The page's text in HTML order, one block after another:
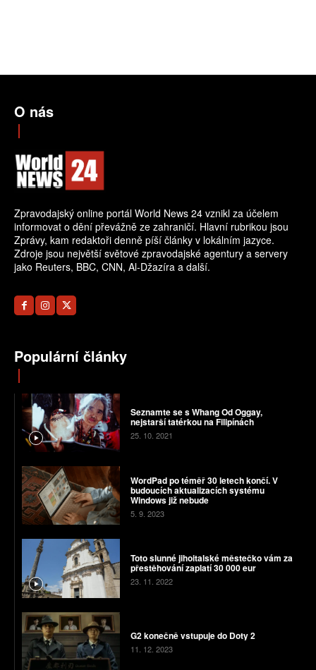
O nás
Zpravodajský online portál World News 24 vznikl za účelem
informovat o dění převážně ze zahraničí. Hlavní rubrikou jsou
Zprávy, kam redaktoři denně píší články v lokálním jazyce.
Zdroje jsou největší světové zpravodajské agentury a servery
jako Reuters, BBC, CNN, Al-Džazíra a další.
Populární články
Seznamte se s Whang Od Oggay,
nejstarší tatérkou na Filipínách
25. 10. 2021
WordPad po téměř 30 letech končí. V
budoucích aktualizacích systému
Windows již nebude
5. 9. 2023
Toto slunné jihoitalské městečko vám za
přestěhování zaplatí 30 000 eur
23. 11. 2022
G2 konečně vstupuje do Doty 2
11. 12. 2023